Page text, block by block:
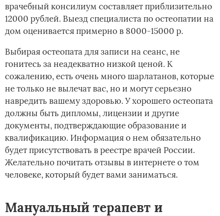
врачебный консилиум составляет приблизительно
12000 рублей. Выезд специалиста по остеопатии на
дом оценивается примерно в 8000-15000 р.
Выбирая остеопата для записи на сеанс, не
гонитесь за неадекватно низкой ценой. К
сожалению, есть очень много шарлатанов, которые
не только не вылечат вас, но и могут серьезно
навредить вашему здоровью. У хорошего остеопата
должны быть дипломы, лицензии и другие
документы, подтверждающие образование и
квалификацию. Информация о нем обязательно
будет присутствовать в реестре врачей России.
Желательно почитать отзывы в интернете о том
человеке, который будет вами заниматься.
Мануальный терапевт и